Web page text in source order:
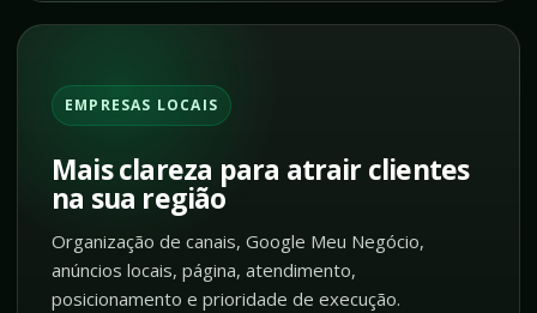
EMPRESAS LOCAIS
Mais clareza para atrair clientes
na sua região
Organização de canais, Google Meu Negócio,
anúncios locais, página, atendimento,
posicionamento e prioridade de execução.